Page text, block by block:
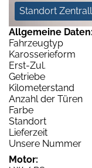
Standort
Allgemeine Daten:
Fahrzeugtyp
Karosserieform
Erst-Zul.
Getriebe
Kilometerstand
Anzahl der Türen
Farbe
Standort
Lieferzeit
Unsere Nummer
Motor: